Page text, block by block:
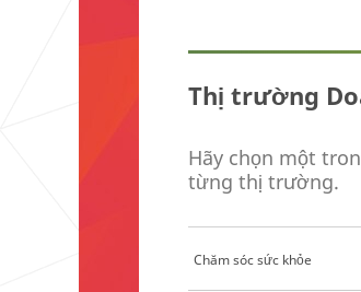
Thị trường
Hãy chọn một
từng thị trường.
Chăm sóc sức khỏe